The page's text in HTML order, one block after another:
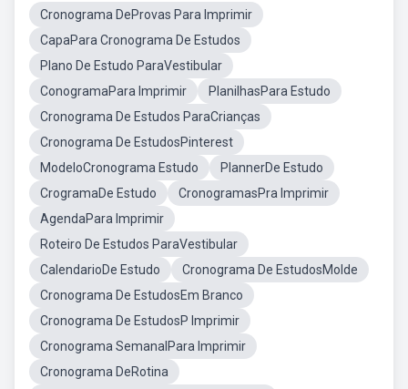
Cronograma DeProvas Para Imprimir
CapaPara Cronograma De Estudos
Plano De Estudo ParaVestibular
ConogramaPara Imprimir
PlanilhasPara Estudo
Cronograma De Estudos ParaCrianças
Cronograma De EstudosPinterest
ModeloCronograma Estudo
PlannerDe Estudo
CrogramaDe Estudo
CronogramasPra Imprimir
AgendaPara Imprimir
Roteiro De Estudos ParaVestibular
CalendarioDe Estudo
Cronograma De EstudosMolde
Cronograma De EstudosEm Branco
Cronograma De EstudosP Imprimir
Cronograma SemanalPara Imprimir
Cronograma DeRotina